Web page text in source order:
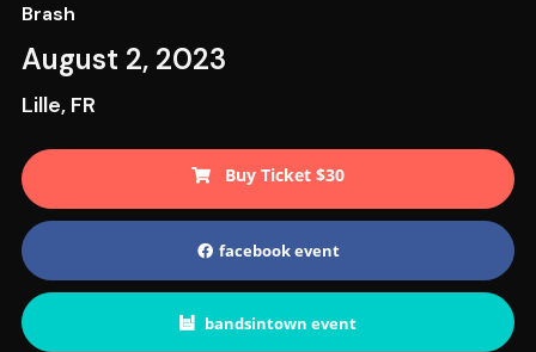
Brash
August 2, 2023
Lille, FR
Buy Ticket $30
facebook event
bandsintown event